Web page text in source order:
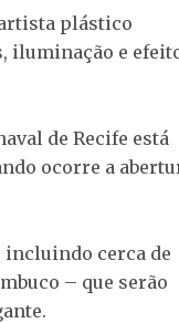
plástico
iluminação e
de Recife está
ocorre a
incluindo cerca de
– que serão